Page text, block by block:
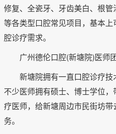
修复、全瓷牙、牙齿美白、根
等各类型口腔常见项目，基本
腔诊疗需求。
广州德伦口腔(新塘院)医师
新塘院拥有一直口腔诊疗
不少医师拥有硕士、博士学位
疗医师，给新塘周边市民街坊
务。